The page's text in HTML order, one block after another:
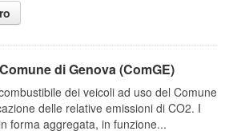
di Genova (ComGE)
dei veicoli ad uso del Comune
delle relative emissioni di CO2. I
forma aggregata, in funzione...